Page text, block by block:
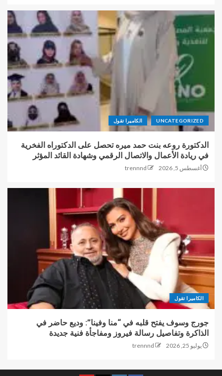
UNCATEGORIZED الكاميرا تقول
الدكتورة روعه بنت حمد ميره تحصل على الدكتوراه الفخرية
في ريادة الأعمال والاتصال الرقمي وشهادة القائد المؤثر
أغسطس 5, 2026 trennnd
الكاميرا تقول
جورج وسوف يفتح قلبه في “منا وفينا”: وديع حاضر في
الذاكرة وتفاصيل رسالة فيروز ومفاجأة فنية جديدة
يوليو 25, 2026 trennnd